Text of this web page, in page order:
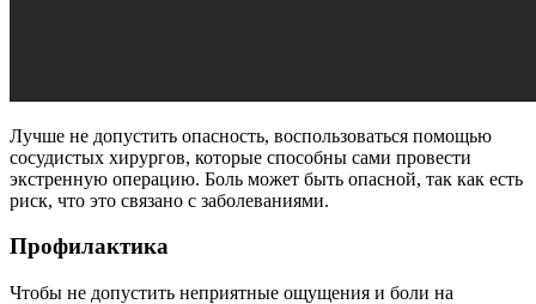
Лучше не допустить опасность, воспользоваться помощью
сосудистых хирургов, которые способны сами провести
экстренную операцию. Боль может быть опасной, так как есть
риск, что это связано с заболеваниями.
Профилактика
Чтобы не допустить неприятные ощущения и боли на